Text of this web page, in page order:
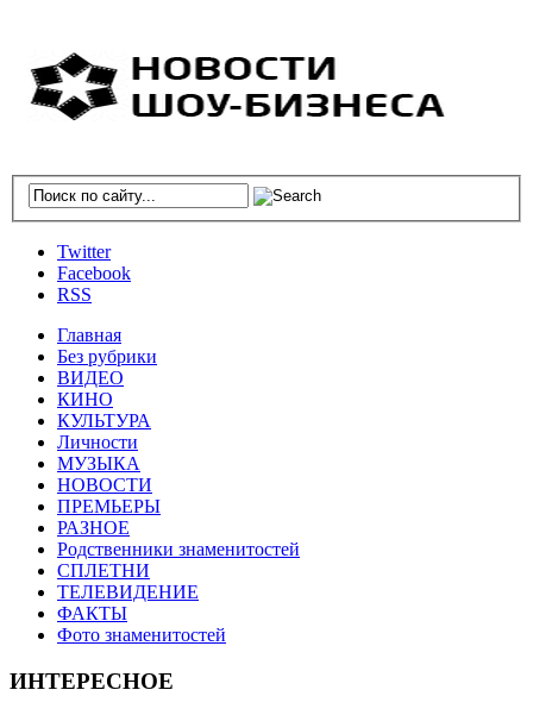
Twitter
Facebook
RSS
Главная
Без рубрики
ВИДЕО
КИНО
КУЛЬТУРА
Личности
МУЗЫКА
НОВОСТИ
ПРЕМЬЕРЫ
РАЗНОЕ
Родственники знаменитостей
СПЛЕТНИ
ТЕЛЕВИДЕНИЕ
ФАКТЫ
Фото знаменитостей
ИНТЕРЕСНОЕ